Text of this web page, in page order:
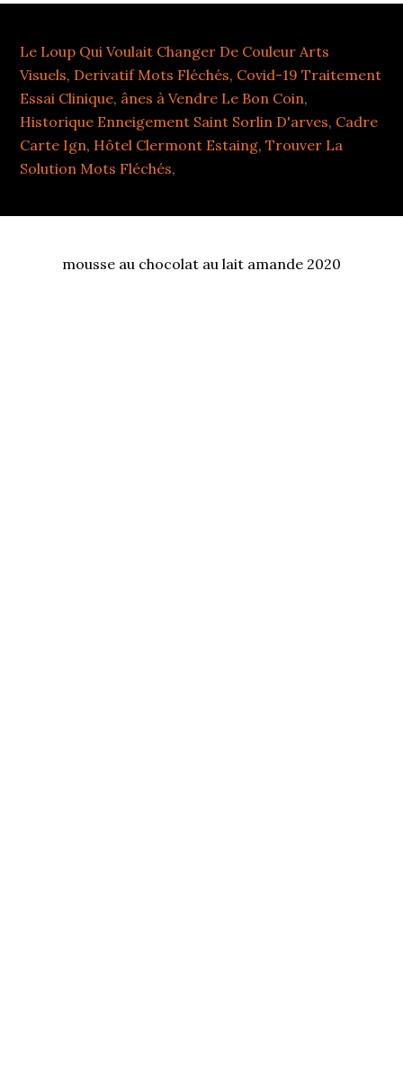
Le Loup Qui Voulait Changer De Couleur Arts
Visuels, Derivatif Mots Fléchés, Covid-19 Traitement
Essai Clinique, ânes à Vendre Le Bon Coin,
Historique Enneigement Saint Sorlin D'arves, Cadre
Carte Ign, Hôtel Clermont Estaing,Trouver La
Solution Mots Fléchés,
mousse au chocolat au lait amande 2020